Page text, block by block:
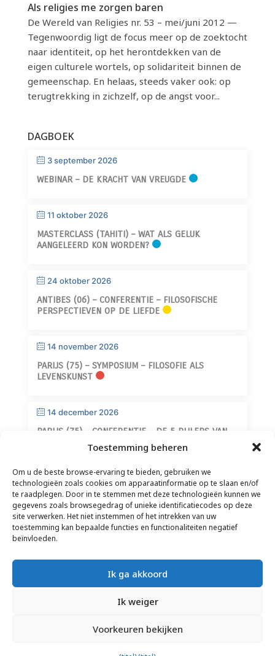
Toestemming beheren
Om u de beste browse-ervaring te bieden, gebruiken we
technologieën zoals cookies om apparaatinformatie op te slaan en/of
te raadplegen. Door in te stemmen met deze technologieën kunnen we
gegevens zoals browsegedrag of unieke identificatiecodes op deze
site verwerken. Het niet instemmen of het intrekken van uw
toestemming kan bepaalde functies en functionaliteiten negatief
beïnvloeden.
Ik ga akkoord
Ik weiger
Voorkeuren bekijken
Als religies me zorgen baren
De Wereld van Religies nr. 53 – mei/juni 2012 —
Tegenwoordig ligt de focus meer op de zoektocht
naar identiteit, op het herontdekken van de
eigen culturele wortels, op solidariteit binnen de
gemeenschap. En helaas, steeds vaker ook: op
terugtrekking in zichzelf, op de angst voor...
DAGBOEK
3 september 2026
WEBINAR – DE KRACHT VAN VREUGDE
11 oktober 2026
MASTERCLASS (TAHITI) – WAT ALS GELUK
AANGELEERD KON WORDEN?
24 oktober 2026
ANTIBES (06) – CONFERENTIE – FILOSOFISCHE
PERSPECTIEVEN OP DE LIEFDE
14 november 2026
PARIJS (75) – SYMPOSIUM – FILOSOFIE ALS
LEVENSKUNST
14 december 2026
PARIJS (75) – CONFERENTIE – DE 5 PIJLERS VAN
© 2025 – FRÉDÉRIC LENOIR – ALLE RECHTEN VOORBEHOUDEN